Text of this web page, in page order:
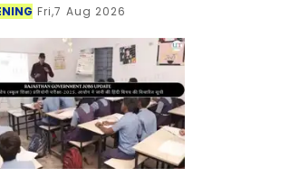
Fri,7 Aug 2026